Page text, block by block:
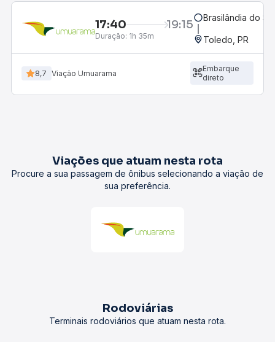
17:40 19:15
Duração: 1h 35m
Brasilândia do
Toledo, PR
8,7 Viação Umuarama
Embarque
direto
Viações que atuam nesta rota
Procure a sua passagem de ônibus selecionando a viação de
sua preferência.
Rodoviárias
Terminais rodoviários que atuam nesta rota.